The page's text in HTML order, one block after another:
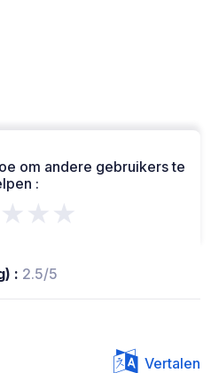
om andere gebruikers te
:
: 2.5/5
Vertalen